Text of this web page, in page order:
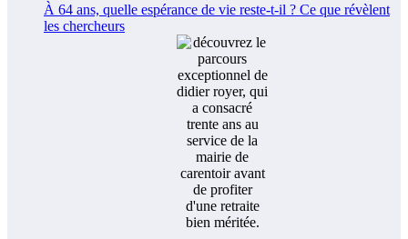
À 64 ans, quelle espérance de vie reste-t-il ? Ce que révèlent
les chercheurs